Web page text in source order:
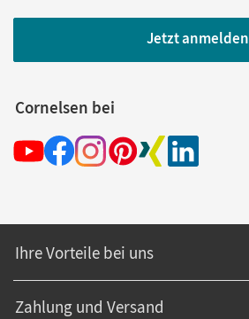
Jetzt anmelden
Cornelsen bei
Ihre Vorteile bei uns
Zahlung und Versand